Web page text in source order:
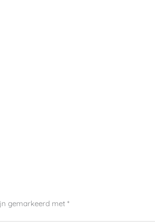
gemarkeerd met*